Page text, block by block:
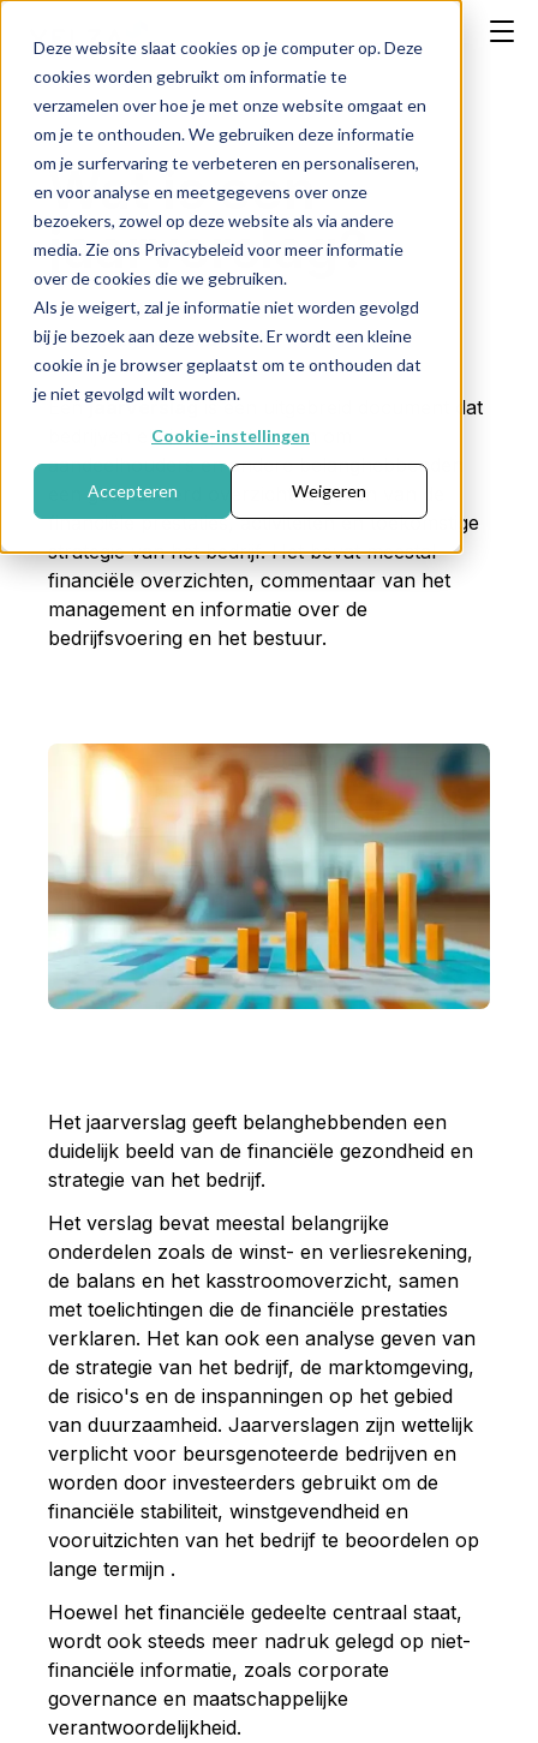
Deze website slaat cookies op je computer op. Deze
cookies worden gebruikt om informatie te
verzamelen over hoe je met onze website omgaat en
om je te onthouden. We gebruiken deze informatie
om je surfervaring te verbeteren en personaliseren,
en voor analyse en meetgegevens over onze
bezoekers, zowel op deze website als via andere
media. Zie ons Privacybeleid voor meer informatie
over de cookies die we gebruiken.
Als je weigert, zal je informatie niet worden gevolgd
bij je bezoek aan deze website. Er wordt een kleine
cookie in je browser geplaatst om te onthouden dat
je niet gevolgd wilt worden.
Cookie-instellingen
Accepteren Weigeren
Wat is een
jaarverslag?
← Terug naar FAQ
Eenjaarverslagis een uitgebreid document dat
bedrijven elk jaar produceren om
aandeelhouders en andere belanghebbenden
een gedetailleerd overzicht te geven van de
financiële prestaties, activiteiten en toekomstige
strategie van het bedrijf. Het bevat meestal
financiële overzichten, commentaar van het
management en informatie over de
bedrijfsvoering en het bestuur.
Het jaarverslag geeft belanghebbenden een
duidelijk beeld van de financiële gezondheid en
strategie van het bedrijf.
Het verslag bevat meestal belangrijke
onderdelen zoals de winst- en verliesrekening,
de balans en het kasstroomoverzicht, samen
met toelichtingen die de financiële prestaties
verklaren. Het kan ook een analyse geven van
de strategie van het bedrijf, de marktomgeving,
de risico's en de inspanningen op het gebied
van duurzaamheid. Jaarverslagen zijn wettelijk
verplicht voor beursgenoteerde bedrijven en
worden door investeerders gebruikt om de
financiële stabiliteit, winstgevendheid en
vooruitzichten van het bedrijf te beoordelen op
lange termijn .
Hoewel het financiële gedeelte centraal staat,
wordt ook steeds meer nadruk gelegd op niet-
financiële informatie, zoals corporate
governance en maatschappelijke
verantwoordelijkheid.